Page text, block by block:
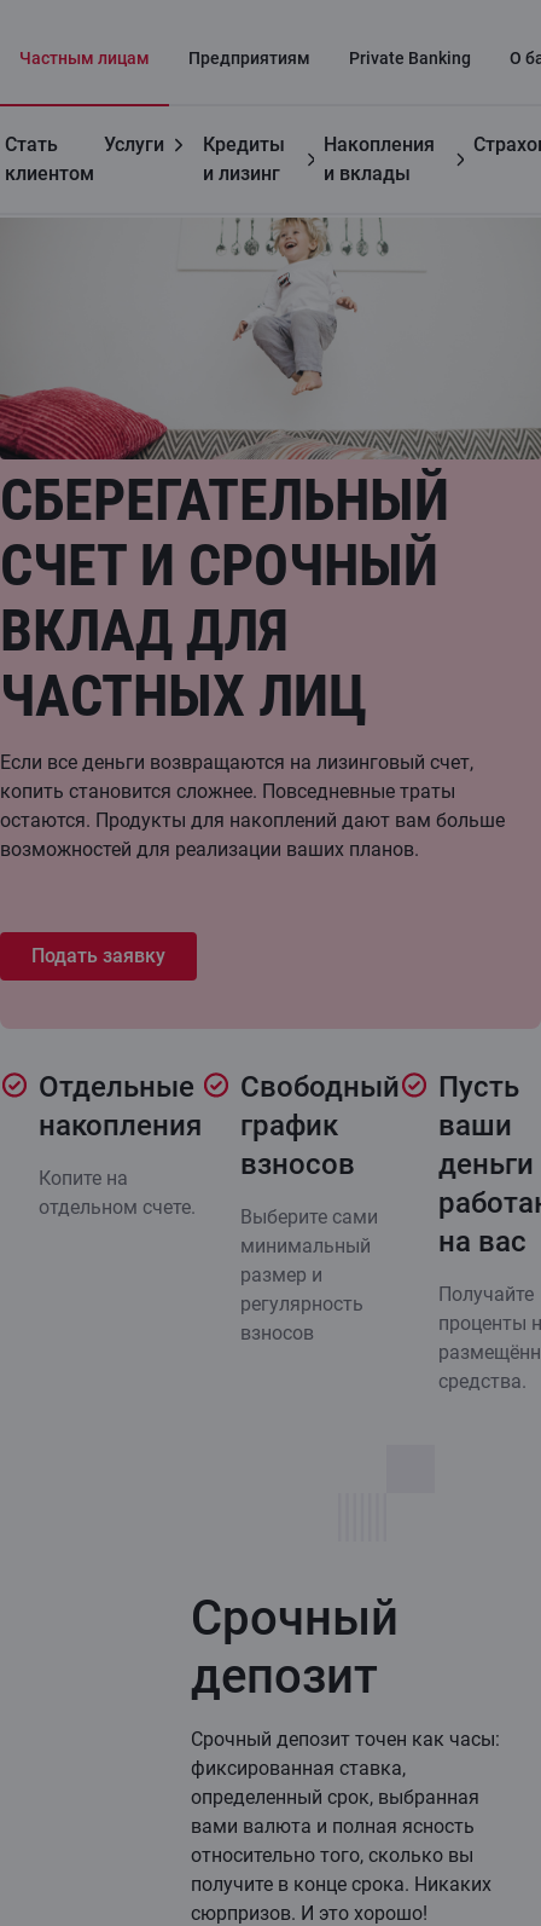
Частным лицaм Предприятиям Private Banking О
Стать
клиентом
Услуги
Кредиты
и лизинг
Накопления
и вклады
Частным лицам Сберегательный счет и Срочный депозит
СБЕРЕГАТЕЛЬНЫЙ
СЧЕТ И СРОЧНЫЙ
ВКЛАД ДЛЯ
ЧАСТНЫХ ЛИЦ
Если все деньги возвращаются на лизинговый счет,
копить становится сложнее. Повседневные траты
остаются. Продукты для накоплений дают вам больше
возможностей для реализации ваших планов.
Подать заявку
Отдельные
накопления
Копите на
отдельном счете.
Свободный
график
взносов
Выберите сами
минимальный
размер и
регулярность
взносов
Пусть
ваши
деньги
на вас
Получайте
проценты
средства.
Срочный
депозит
Срочный депозит точен как часы:
фиксированная ставка,
определенный срок, выбранная
вами валюта и полная ясность
относительно того, сколько вы
получите в конце срока. Никаких
сюрпризов. И это хорошо!